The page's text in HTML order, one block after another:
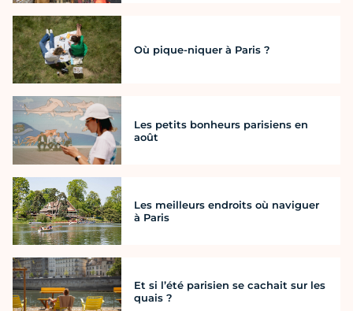
Où pique-niquer à Paris ?
Les petits bonheurs parisiens en
août
Les meilleurs endroits où naviguer
à Paris
Et si l’été parisien se cachait sur les
quais ?